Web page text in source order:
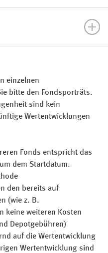
einzelnen
bitte den Fondsporträts.
sind kein
Wertentwicklungen
Fonds entspricht das
dem Startdatum.
den bereits auf
(wie z. B.
keine weiteren Kosten
Depotgebühren)
auf die Wertentwicklung
Wertentwicklung sind